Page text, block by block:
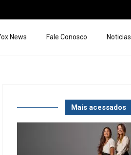
News Fale Conosco Noticias
Mais acessados